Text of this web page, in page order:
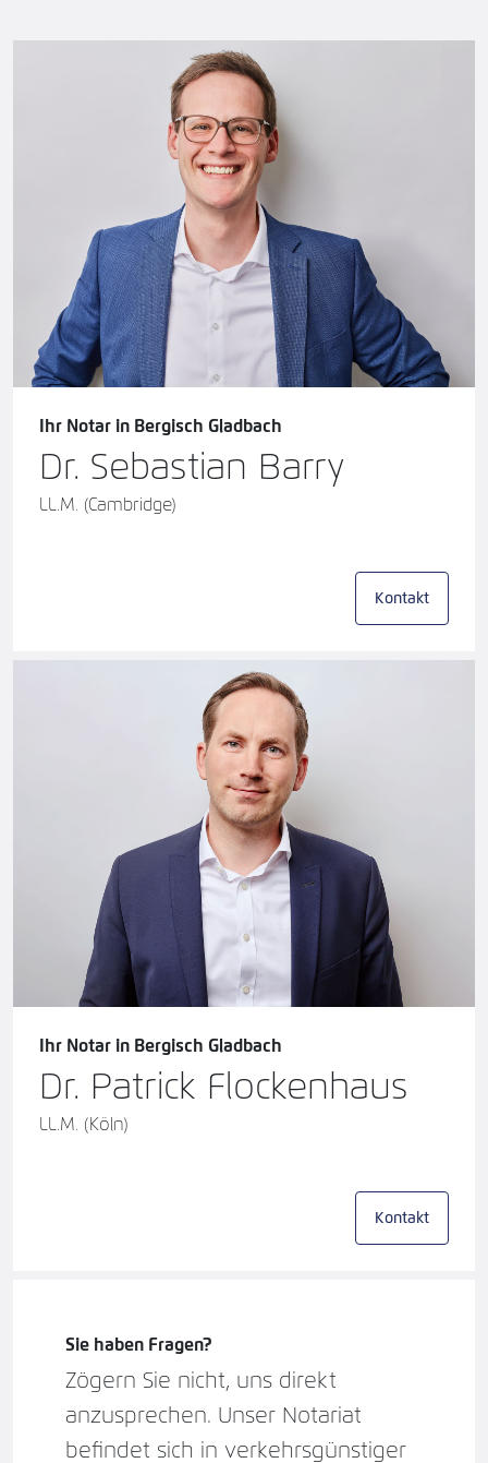
Ihr Notar in Bergisch Gladbach
Dr. Sebastian Barry
LL.M. (Cambridge)
Kontakt
Ihr Notar in Bergisch Gladbach
Dr. Patrick Flockenhaus
LL.M. (Köln)
Kontakt
Sie haben Fragen?
Zögern Sie nicht, uns direkt
anzusprechen. Unser Notariat
befindet sich in verkehrsgünstiger